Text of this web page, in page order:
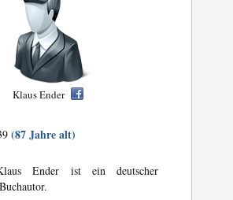
Klaus Ender
(87 Jahre alt)
Ender ist ein deutscher